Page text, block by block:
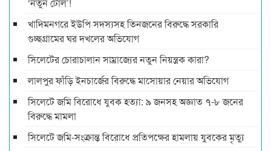
খাদিমনগরে ইউপি সদস্যসহ তিনজনের বিরুদ্ধে সরকারি
গুচ্ছগ্রামের ঘর দখলের অভিযোগ
সিলেটের চোরাচালান সাম্রাজ্যের নতুন নিয়ন্ত্রক কারা?
লালপুর ফাঁড়ি ইনচার্জের বিরুদ্ধে মাসোয়ার নেয়ার অভিযোগ
সিলেটে জমি বিরোধে যুবক হত্যা: ৯ জনসহ অজ্ঞাত ৭-৮ জনের
বিরুদ্ধে মামলা
সিলেটে জমি-সংক্রান্ত বিরোধে প্রতিপক্ষের হামলায় যুবকের মৃত্যু